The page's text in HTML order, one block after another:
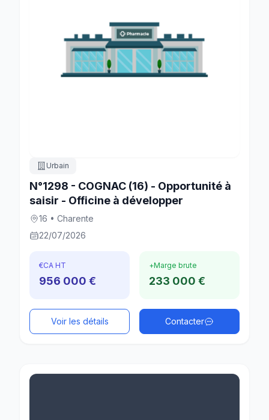
Urbain
N°1298 - COGNAC (16) - Opportunité à
saisir - Officine à développer
16 • Charente
22/07/2026
€CA HT
956 000 €
+Marge brute
233 000 €
Voir les détails Contacter